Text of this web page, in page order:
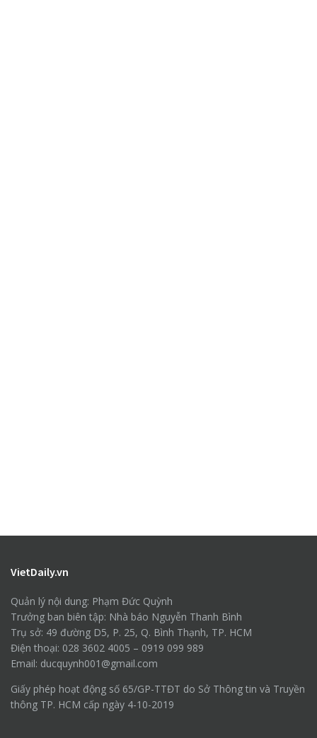
VietDaily.vn
Quản lý nội dung: Phạm Đức Quỳnh
Trưởng ban biên tập: Nhà báo Nguyễn Thanh Bình
Trụ sở: 49 đường D5, P. 25, Q. Bình Thạnh, TP. HCM
Điện thoại: 028 3602 4005 – 0919 099 989
Email: ducquynh001@gmail.com
Giấy phép hoạt động số 65/GP-TTĐT do Sở Thông tin và Truyền
thông TP. HCM cấp ngày 4-10-2019